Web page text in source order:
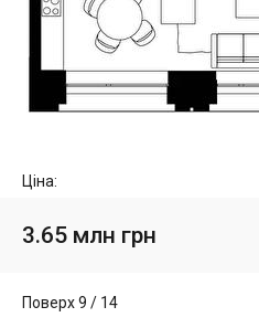
Ціна:
3.65 млн грн
Поверх 9 / 14